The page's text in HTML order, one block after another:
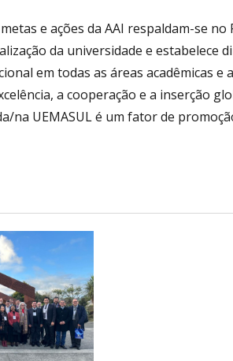
e ações da AAI respaldam-se
da universidade e estabelece
em todas as áreas acadêmicas
a cooperação e a inserção
na UEMASUL é um fator de